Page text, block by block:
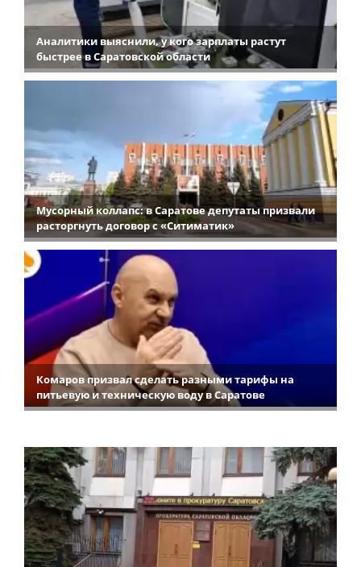
Аналитики выяснили, у кого зарплаты растут
быстрее в Саратовской области
Мусорный коллапс: в Саратове депутаты призвали
расторгнуть договор с «Ситиматик»
Комаров призвал сделать разными тарифы на
питьевую и техническую воду в Саратове